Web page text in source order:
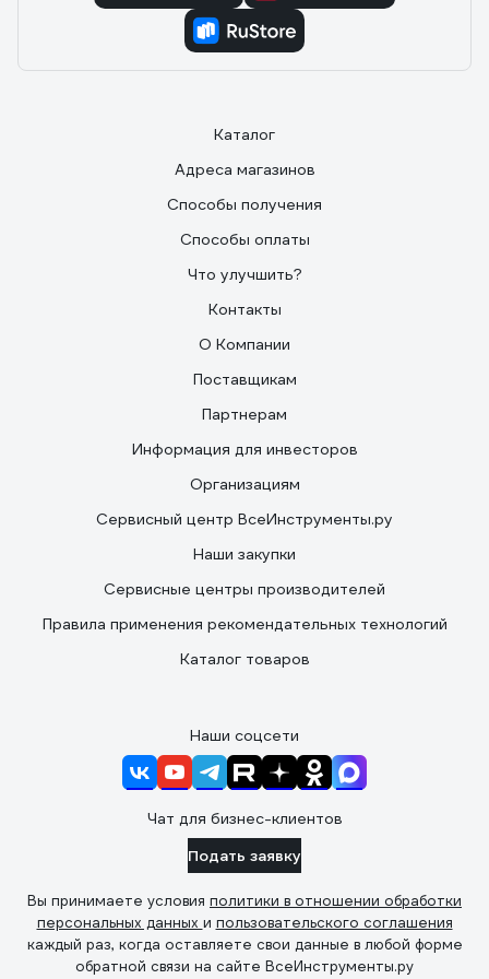
Каталог
Адреса магазинов
Способы получения
Способы оплаты
Что улучшить?
Контакты
О Компании
Поставщикам
Партнерам
Информация для инвесторов
Организациям
Сервисный центр ВсеИнструменты.ру
Наши закупки
Сервисные центры производителей
Правила применения рекомендательных технологий
Каталог товаров
Наши соцсети
Чат для бизнес-клиентов
Подать заявку
Вы принимаете условия политики в отношении обработки
персональных данных и пользовательского соглашения
каждый раз, когда оставляете свои данные в любой форме
обратной связи на сайте ВсеИнструменты.ру